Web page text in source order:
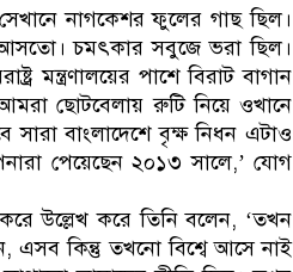
নাগকেশর ফুলের গাছ ছিল।
আসতো। চমৎকার সবুজে ভরা ছিল।
মন্ত্রণালয়ের পাশে বিরাট বাগান
ছোটবেলায় রুটি নিয়ে ওখানে
বাংলাদেশে বৃক্ষ নিধন এটাও
পেয়েছেন ২০১৩ সালে,’ যোগ
উল্লেখ করে তিনি বলেন, ‘তখন
এসব কিন্তু তখনো বিশ্বে আসে নাই